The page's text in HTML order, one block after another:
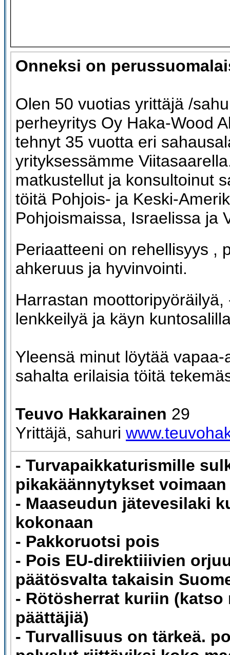
Onneksi on
Olen 50 vuotias yrittäjä /
perheyritys Oy Haka-Wood
tehnyt 35 vuotta eri
yrityksessämme
matkustellut ja konsultoinut
töitä Pohjois- ja Keski-
Pohjoismaissa, Israelissa ja
Periaatteeni on rehellisyys ,
ahkeruus ja hyvinvointi.
Harrastan moottoripyöräilyä,
lenkkeilyä ja käyn
Yleensä minut löytää vapaa-
sahalta erilaisia töitä
Teuvo Hakkarainen 29
Yrittäjä, sahuri
- Turvapaikkaturismille
pikakäännytykset voimaan
- Maaseudun jätevesilaki
kokonaan
- Pakkoruotsi pois
- Pois EU-direktiiivien
päätösvalta takaisin
- Rötösherrat kuriin (katso
päättäjiä)
- Turvallisuus on tärkeä.